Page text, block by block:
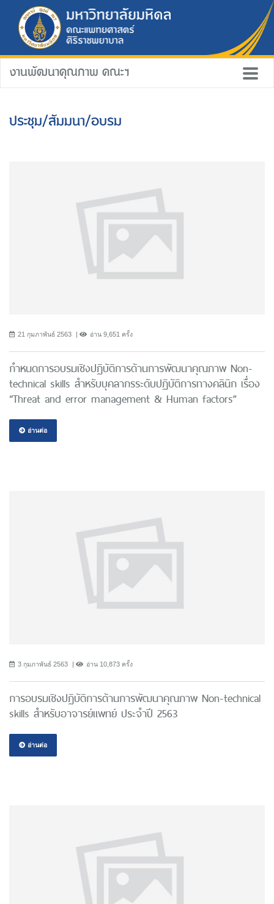
งานพัฒนาคุณภาพ คณะฯ
ประชุม/สัมมนา/อบรม
21 กุมภาพันธ์ 2563 อ่าน 9,651 ครั้ง
กำหนดการอบรมเชิงปฏิบัติการด้านการพัฒนาคุณภาพ Non-
technical skills สำหรับบุคลากรระดับปฏิบัติการทางคลินิก เรื่อง
“Threat and error management & Human factors”
อ่านต่อ
3 กุมภาพันธ์ 2563 อ่าน 10,873 ครั้ง
การอบรมเชิงปฏิบัติการด้านการพัฒนาคุณภาพ Non-technical
skills สำหรับอาจารย์แพทย์ ประจำปี 2563
อ่านต่อ